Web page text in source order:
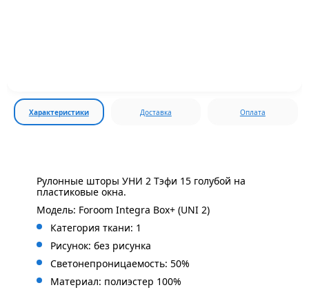
Характеристики Доставка Оплата
Рулонные шторы УНИ 2 Тэфи 15 голубой на
пластиковые окна.
Модель: Foroom Integra Box+ (UNI 2)
Категория ткани: 1
Рисунок: без рисунка
Светонепроницаемость: 50%
Материал: полиэстер 100%